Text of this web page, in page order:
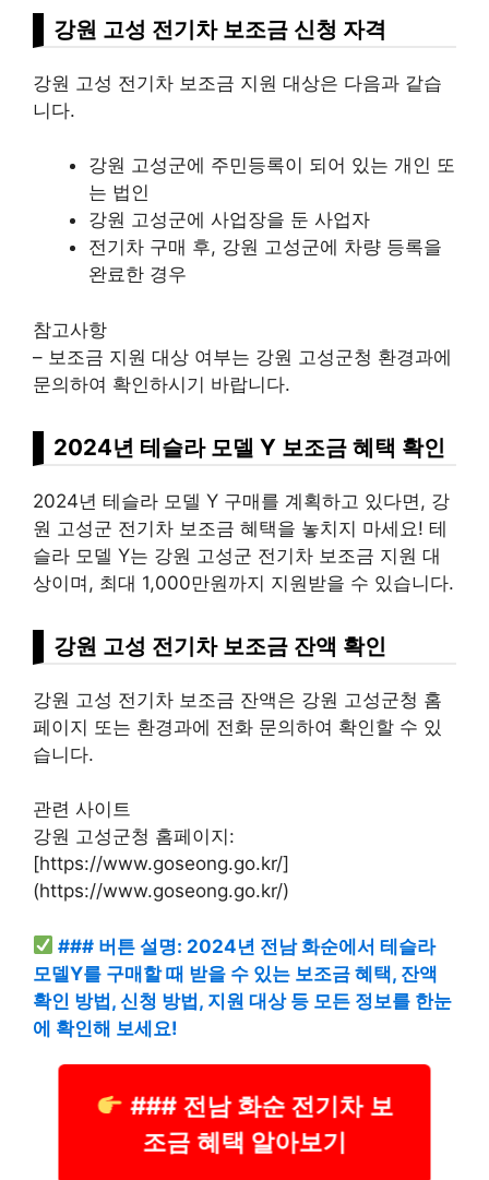
강원 고성 전기차 보조금 신청 자격
강원 고성 전기차 보조금 지원 대상은 다음과 같습
니다.
강원 고성군에 주민등록이 되어 있는 개인 또
는 법인
강원 고성군에 사업장을 둔 사업자
전기차 구매 후, 강원 고성군에 차량 등록을
완료한 경우
참고사항
– 보조금 지원 대상 여부는 강원 고성군청 환경과에
문의하여 확인하시기 바랍니다.
2024년 테슬라 모델 Y 보조금 혜택 확인
2024년 테슬라 모델 Y 구매를 계획하고 있다면, 강
원 고성군 전기차 보조금 혜택을 놓치지 마세요! 테
슬라 모델 Y는 강원 고성군 전기차 보조금 지원 대
상이며, 최대 1,000만원까지 지원받을 수 있습니다.
강원 고성 전기차 보조금 잔액 확인
강원 고성 전기차 보조금 잔액은 강원 고성군청 홈
페이지 또는 환경과에 전화 문의하여 확인할 수 있
습니다.
관련 사이트
강원 고성군청 홈페이지:
[https://www.goseong.go.kr/]
(https://www.goseong.go.kr/)
### 버튼 설명: 2024년 전남 화순에서 테슬라
모델Y를 구매할 때 받을 수 있는 보조금 혜택, 잔액
확인 방법, 신청 방법, 지원 대상 등 모든 정보를 한눈
에 확인해 보세요!
### 전남 화순 전기차 보
조금 혜택 알아보기